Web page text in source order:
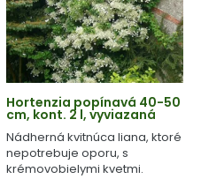
Hortenzia popínavá 40-50
cm, kont. 2 l, vyviazaná
Nádherná kvitnúca liana, ktoré
nepotrebuje oporu, s
krémovobielymi kvetmi.